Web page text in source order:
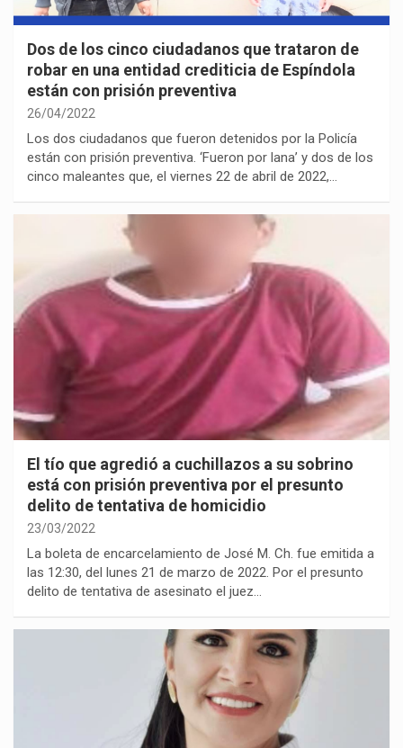
Dos de los cinco ciudadanos que trataron de
robar en una entidad crediticia de Espíndola
están con prisión preventiva
26/04/2022
Los dos ciudadanos que fueron detenidos por la Policía
están con prisión preventiva. ‘Fueron por lana’ y dos de los
cinco maleantes que, el viernes 22 de abril de 2022,…
El tío que agredió a cuchillazos a su sobrino
está con prisión preventiva por el presunto
delito de tentativa de homicidio
23/03/2022
La boleta de encarcelamiento de José M. Ch. fue emitida a
las 12:30, del lunes 21 de marzo de 2022. Por el presunto
delito de tentativa de asesinato el juez…